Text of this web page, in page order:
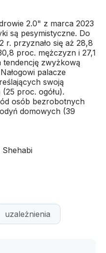
2.0" z marca 2023
są pesymistyczne. Do
r. przyznało się aż 28,8
proc. mężczyzn i 27,1
zwyżkową
palacze
swoją
proc. ogółu).
osób bezrobotnych
domowych (39
uzależnienia